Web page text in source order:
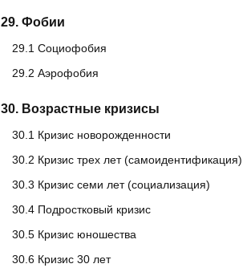
29. Фобии
29.1 Социофобия
29.2 Аэрофобия
30. Возрастные кризисы
30.1 Кризис новорожденности
30.2 Кризис трех лет (самоидентификация)
30.3 Кризис семи лет (социализация)
30.4 Подростковый кризис
30.5 Кризис юношества
30.6 Кризис 30 лет